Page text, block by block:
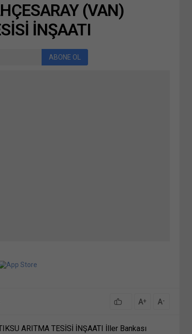
(VAN)
İNŞAATI
ABONE OL
A+ A-
ARITMA TESİSİ İNŞAATI İller Bankası